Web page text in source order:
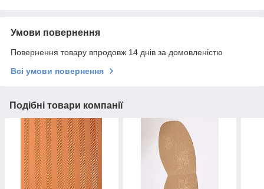
Умови повернення
Повернення товару впродовж 14 днів за домовленістю
Всі умови повернення
Подібні товари компанії